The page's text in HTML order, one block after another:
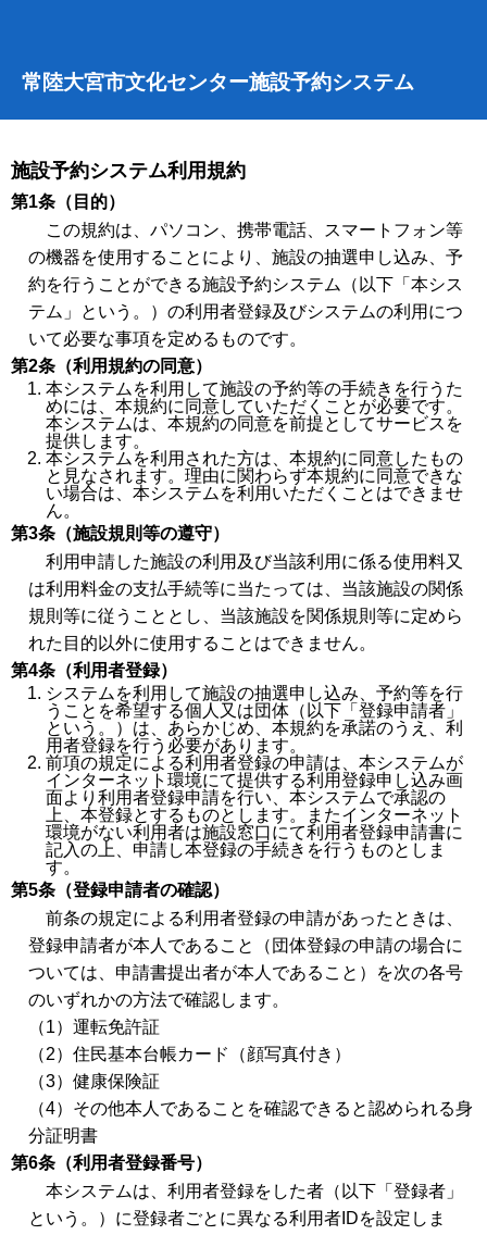
常陸大宮市文化センター施設予約システム
施設予約システム利用規約
第1条（目的）
この規約は、パソコン、携帯電話、スマートフォン等
の機器を使用することにより、施設の抽選申し込み、予
約を行うことができる施設予約システム（以下「本シス
テム」という。）の利用者登録及びシステムの利用につ
いて必要な事項を定めるものです。
第2条（利用規約の同意）
本システムを利用して施設の予約等の手続きを行うた
めには、本規約に同意していただくことが必要です。
本システムは、本規約の同意を前提としてサービスを
提供します。
本システムを利用された方は、本規約に同意したもの
と見なされます。理由に関わらず本規約に同意できな
い場合は、本システムを利用いただくことはできませ
ん。
第3条（施設規則等の遵守）
利用申請した施設の利用及び当該利用に係る使用料又
は利用料金の支払手続等に当たっては、当該施設の関係
規則等に従うこととし、当該施設を関係規則等に定めら
れた目的以外に使用することはできません。
第4条（利用者登録）
システムを利用して施設の抽選申し込み、予約等を行
うことを希望する個人又は団体（以下「登録申請者」
という。）は、あらかじめ、本規約を承諾のうえ、利
用者登録を行う必要があります。
前項の規定による利用者登録の申請は、本システムが
インターネット環境にて提供する利用登録申し込み画
面より利用者登録申請を行い、本システムで承認の
上、本登録とするものとします。またインターネット
環境がない利用者は施設窓口にて利用者登録申請書に
記入の上、申請し本登録の手続きを行うものとしま
す。
第5条（登録申請者の確認）
前条の規定による利用者登録の申請があったときは、
登録申請者が本人であること（団体登録の申請の場合に
ついては、申請書提出者が本人であること）を次の各号
のいずれかの方法で確認します。
（1）運転免許証
（2）住民基本台帳カード（顔写真付き）
（3）健康保険証
（4）その他本人であることを確認できると認められる身
分証明書
第6条（利用者登録番号）
本システムは、利用者登録をした者（以下「登録者」
という。）に登録者ごとに異なる利用者IDを設定しま